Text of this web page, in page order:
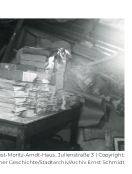
Moritz-Arndt-Haus_Julienstraße 3 | Copyright:
Geschichte/Stadtarchiv/Archiv Ernst Schmidt